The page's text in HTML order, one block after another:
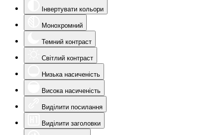
Інвертувати кольори
Монохромний
Темний контраст
Світлий контраст
Низька насиченість
Висока насиченість
Виділити посилання
Виділити заголовки